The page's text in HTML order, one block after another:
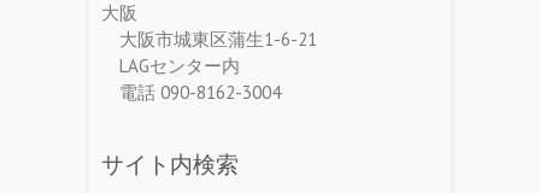
大阪
大阪市城東区蒲生1-6-21
LAGセンター内
電話 090-8162-3004
サイト内検索